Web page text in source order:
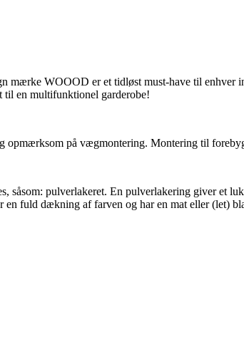
mærke WOOOD er et tidløst must-have til
til en multifunktionel garderobe!
opmærksom på vægmontering. Montering til
såsom: pulverlakeret. En pulverlakering giver et
en fuld dækning af farven og har en mat eller (let)